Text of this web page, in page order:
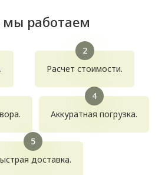
мы работаем
Расчет стоимости.
Аккуратная погрузка.
доставка.